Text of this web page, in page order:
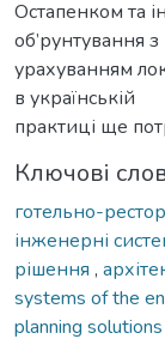
Остапенком та
об’рунтування з
урахуванням
в українській
практиці ще
Ключові
готельно-
інженерні
рішення ,
systems of the
planning solutions